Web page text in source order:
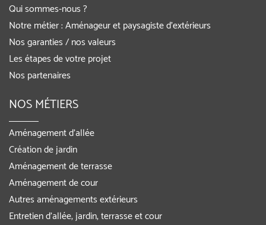
Qui sommes-nous ?
Notre métier : Aménageur et paysagiste d’extérieurs
Nos garanties / nos valeurs
Les étapes de votre projet
Nos partenaires
NOS MÉTIERS
Aménagement d’allée
Création de jardin
Aménagement de terrasse
Aménagement de cour
Autres aménagements extérieurs
Entretien d’allée, jardin, terrasse et cour